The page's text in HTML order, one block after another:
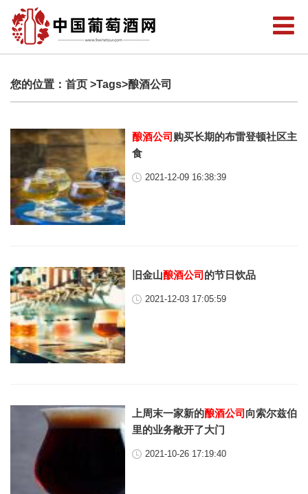
您的位置： 首页 >Tags>酿酒公司
酿酒公司 购买长期的布雷登顿社区主
食
2021-12-09 16:38:39
旧金山酿酒公司 的节日饮品
2021-12-03 17:05:59
上周末一家新的酿酒公司 向索尔兹伯
里的业务敞开了大门
2021-10-26 17:19:40